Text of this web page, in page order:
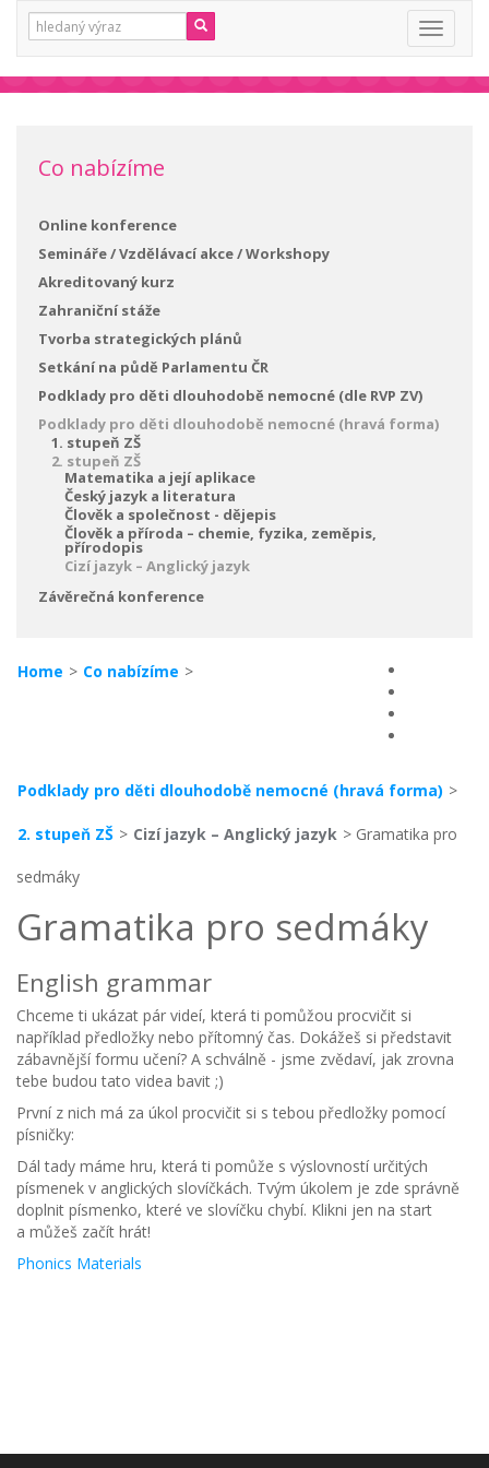
Vyhledávání:
Toggle
Co nabízíme
Online konference
Semináře / Vzdělávací akce / Workshopy
Akreditovaný kurz
Zahraniční stáže
Tvorba strategických plánů
Setkání na půdě Parlamentu ČR
Podklady pro děti dlouhodobě nemocné (dle RVP ZV)
Podklady pro děti dlouhodobě nemocné (hravá forma)
1. stupeň ZŠ
2. stupeň ZŠ
Matematika a její aplikace
Český jazyk a literatura
Člověk a společnost - dějepis
Člověk a příroda – chemie, fyzika, zeměpis,
přírodopis
Cizí jazyk – Anglický jazyk
Závěrečná konference
Home > Co nabízíme >
Podklady pro děti dlouhodobě nemocné (hravá forma) >
2. stupeň ZŠ > Cizí jazyk – Anglický jazyk > Gramatika pro
sedmáky
Gramatika pro sedmáky
English grammar
Chceme ti ukázat pár videí, která ti pomůžou procvičit si
například předložky nebo přítomný čas. Dokážeš si představit
zábavnější formu učení? A schválně - jsme zvědaví, jak zrovna
tebe budou tato videa bavit ;)
První z nich má za úkol procvičit si s tebou předložky pomocí
písničky:
Dál tady máme hru, která ti pomůže s výslovností určitých
písmenek v anglických slovíčkách. Tvým úkolem je zde správně
doplnit písmenko, které ve slovíčku chybí. Klikni jen na start
a můžeš začít hrát!
Phonics Materials